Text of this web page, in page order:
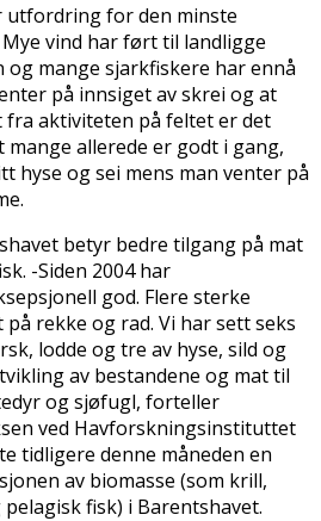
for den minste
vind har ført til landligge
og mange sjarkfiskere har ennå
på innsiget av skrei og at
aktiviteten på feltet er det
allerede er godt i gang,
hyse og sei mens man venter på
betyr bedre tilgang på mat
-Siden 2004 har
god. Flere sterke
rekke og rad. Vi har sett seks
lodde og tre av hyse, sild og
av bestandene og mat til
og sjøfugl, forteller
ved Havforskningsinstituttet
tidligere denne måneden en
av biomasse (som krill,
fisk) i Barentshavet.